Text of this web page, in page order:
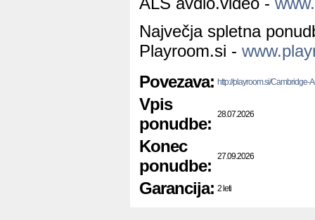
Največja spletna
Playroom.si -
Povezava: http://playroom.si/
Vpis
ponudbe:
28.07.2026
Konec
ponudbe:
27.09.2026
Garancija: 2 leti